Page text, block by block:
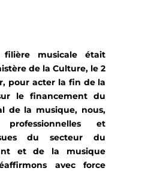
musicale était
de la Culture, le 2
pour acter la fin de la
le financement du
de la musique, nous,
professionnelles et
du secteur du
et de la musique
avec force